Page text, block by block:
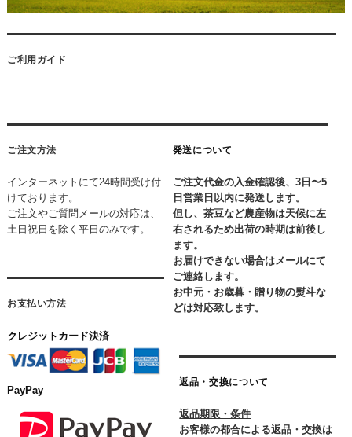
ご利用ガイド
ご注文方法
インターネットにて24時間受け付
けております。
ご注文やご質問メールの対応は、
土日祝日を除く平日のみです。
お支払い方法
クレジットカード決済
PayPay
発送について
ご注文代金の入金確認後、3日〜5
日営業日以内に発送します。
但し、茶豆など農産物は天候に左
右されるため出荷の時期は前後し
ます。
お届けできない場合はメールにて
ご連絡します。
お中元・お歳暮・贈り物の熨斗な
どは対応致します。
返品・交換について
返品期限・条件
お客様の都合による返品・交換は